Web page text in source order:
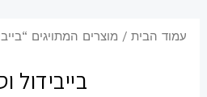
עמוד הבית/ מוצרים המתויגים
בייבידול